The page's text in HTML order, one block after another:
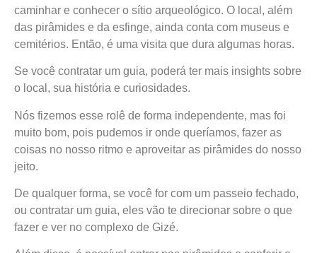
caminhar e conhecer o sítio arqueológico. O local, além
das pirâmides e da esfinge, ainda conta com museus e
cemitérios. Então, é uma visita que dura algumas horas.
Se você contratar um guia, poderá ter mais insights sobre
o local, sua história e curiosidades.
Nós fizemos esse rolê de forma independente, mas foi
muito bom, pois pudemos ir onde queríamos, fazer as
coisas no nosso ritmo e aproveitar as pirâmides do nosso
jeito.
De qualquer forma, se você for com um passeio fechado,
ou contratar um guia, eles vão te direcionar sobre o que
fazer e ver no complexo de Gizé.